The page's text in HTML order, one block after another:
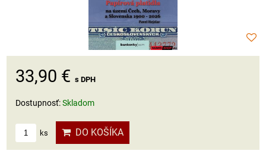
33,90 € s DPH
Dostupnosť:Skladom
ks DO KOŠÍKA